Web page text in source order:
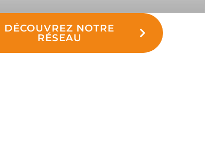
DÉCOUVREZ NOTRE
RÉSEAU